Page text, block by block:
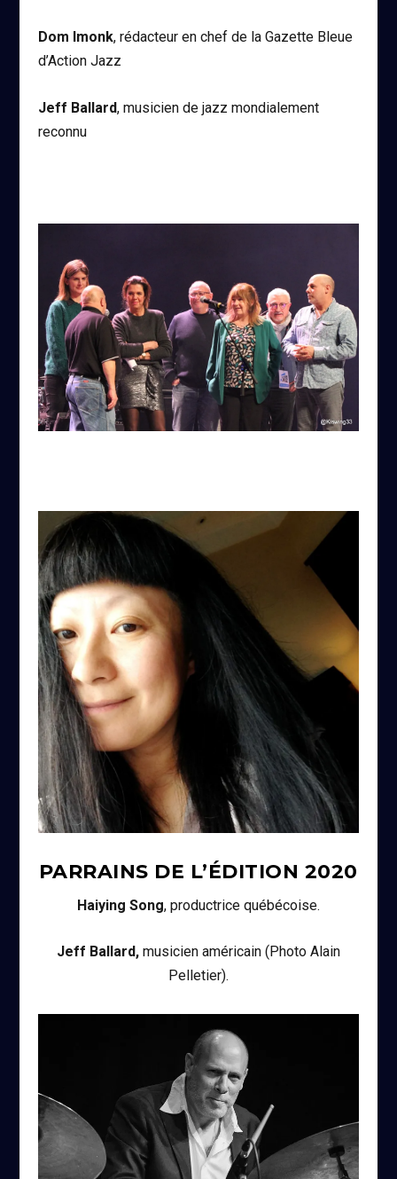
Dom Imonk, rédacteur en chef de la Gazette Bleue
d’Action Jazz
Jeff Ballard, musicien de jazz mondialement
reconnu
PARRAINS DE L’ÉDITION 2020
Haiying Song, productrice québécoise.
Jeff Ballard,musicien américain (Photo Alain
Pelletier).